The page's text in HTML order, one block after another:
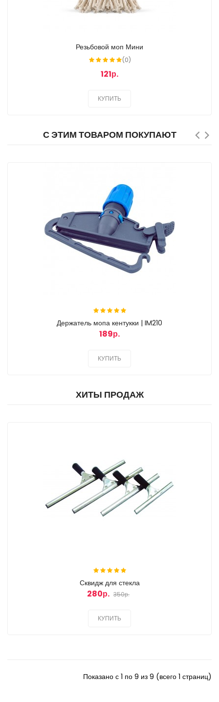
Резьбовой моп Мини
(0)
121р.
КУПИТЬ
С ЭТИМ ТОВАРОМ ПОКУПАЮТ
Держатель мопа кентукки | IM210
189р.
КУПИТЬ
ХИТЫ ПРОДАЖ
Сквидж для стекла
280р. 350р.
КУПИТЬ
Показано с 1 по 9 из 9 (всего 1 страниц)